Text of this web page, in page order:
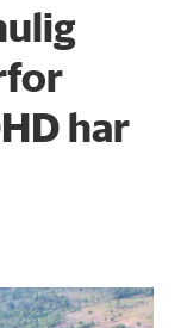
har